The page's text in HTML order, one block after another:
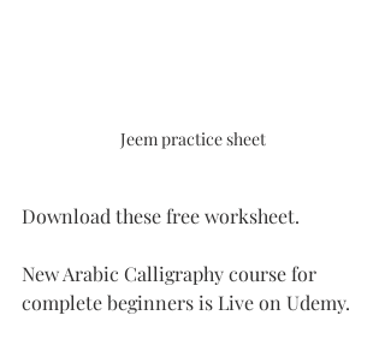
Jeem practice sheet
Download these free worksheet.
New Arabic Calligraphy course for
complete beginners is Live on Udemy.